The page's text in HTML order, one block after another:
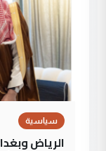
سياسية
الرياض